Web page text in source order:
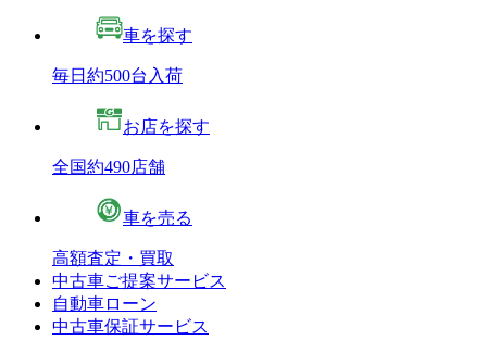
車を探す
毎日約500台入荷
お店を探す
全国約490店舗
車を売る
高額査定・買取
中古車ご提案サービス
自動車ローン
中古車保証サービス